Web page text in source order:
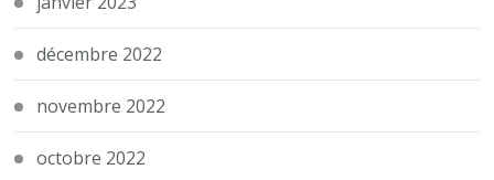
décembre 2022
novembre 2022
octobre 2022